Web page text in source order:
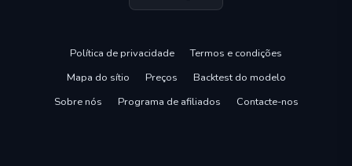
Política de privacidade
Termos e condições
Mapa do sítio
Preços
Backtest do modelo
Sobre nós
Programa de afiliados Contacte-nos